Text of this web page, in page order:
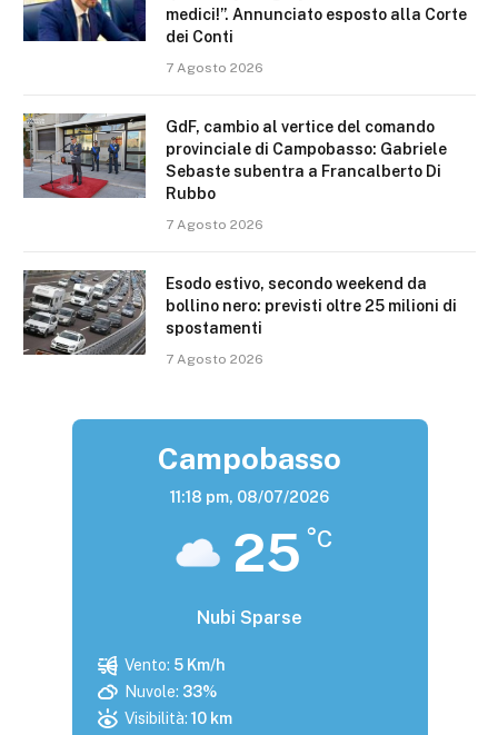
medici!”. Annunciato esposto alla Corte
dei Conti
7 Agosto 2026
GdF, cambio al vertice del comando
provinciale di Campobasso: Gabriele
Sebaste subentra a Francalberto Di
Rubbo
7 Agosto 2026
Esodo estivo, secondo weekend da
bollino nero: previsti oltre 25 milioni di
spostamenti
7 Agosto 2026
Campobasso
11:18 pm, 08/07/2026
25 °C
Nubi Sparse
Vento: 5 Km/h
Nuvole: 33%
Visibilità: 10 km